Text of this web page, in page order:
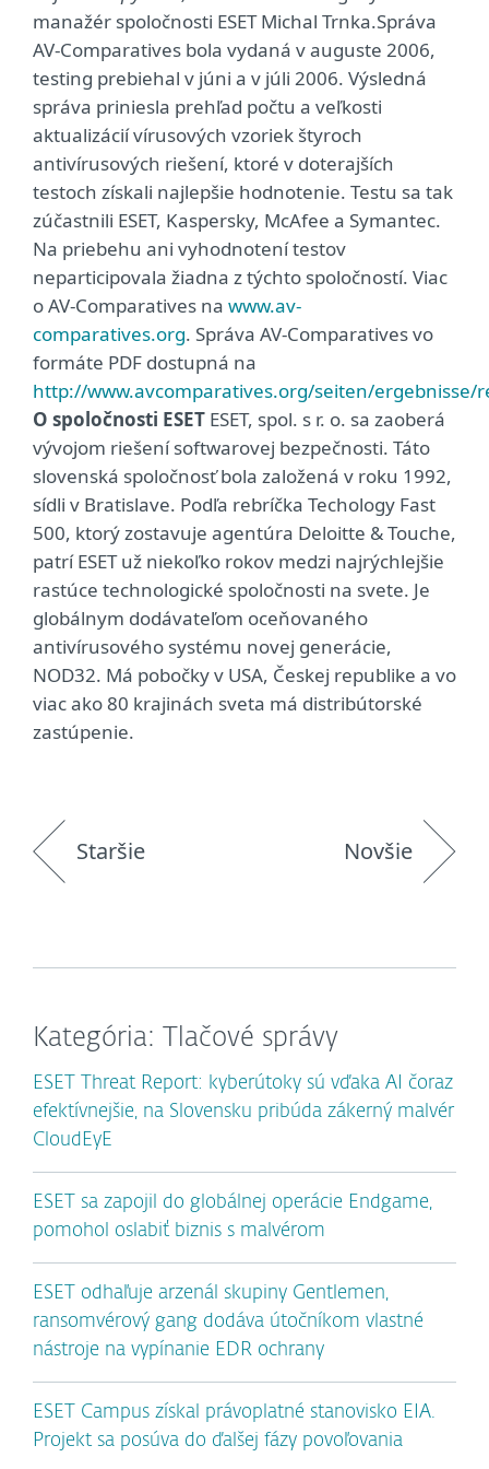
manažér spoločnosti ESET Michal Trnka.Správa
AV-Comparatives bola vydaná v auguste 2006,
testing prebiehal v júni a v júli 2006. Výsledná
správa priniesla prehľad počtu a veľkosti
aktualizácií vírusových vzoriek štyroch
antivírusových riešení, ktoré v doterajších
testoch získali najlepšie hodnotenie. Testu sa tak
zúčastnili ESET, Kaspersky, McAfee a Symantec.
Na priebehu ani vyhodnotení testov
neparticipovala žiadna z týchto spoločností. Viac
o AV-Comparatives na www.av-
comparatives.org. Správa AV-Comparatives vo
formáte PDF dostupná na
http://www.avcomparatives.org/seiten/ergebnisse/
O spoločnosti ESET ESET, spol. s r. o. sa zaoberá
vývojom riešení softwarovej bezpečnosti. Táto
slovenská spoločnosť bola založená v roku 1992,
sídli v Bratislave. Podľa rebríčka Techology Fast
500, ktorý zostavuje agentúra Deloitte & Touche,
patrí ESET už niekoľko rokov medzi najrýchlejšie
rastúce technologické spoločnosti na svete. Je
globálnym dodávateľom oceňovaného
antivírusového systému novej generácie,
NOD32. Má pobočky v USA, Českej republike a vo
viac ako 80 krajinách sveta má distribútorské
zastúpenie.
Staršie Novšie
Kategória: Tlačové správy
ESET Threat Report: kyberútoky sú vďaka AI čoraz
efektívnejšie, na Slovensku pribúda zákerný malvér
CloudEyE
ESET sa zapojil do globálnej operácie Endgame,
pomohol oslabiť biznis s malvérom
ESET odhaľuje arzenál skupiny Gentlemen,
ransomvérový gang dodáva útočníkom vlastné
nástroje na vypínanie EDR ochrany
ESET Campus získal právoplatné stanovisko EIA.
Projekt sa posúva do ďalšej fázy povoľovania